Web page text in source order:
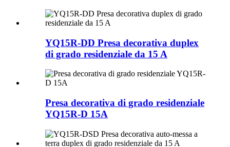
YQ15R-DD Presa decorativa duplex
di grado residenziale da 15 A
Presa decorativa di grado residenziale
YQ15R-D 15A